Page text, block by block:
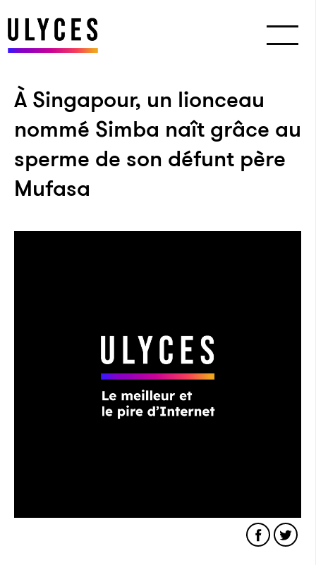
À Singapour, un lionceau
nommé Simba naît grâce au
sperme de son défunt père
Mufasa